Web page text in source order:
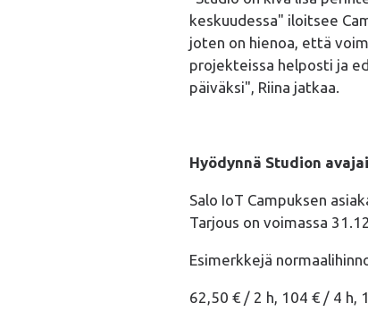
keskuudessa" iloitsee
joten on hienoa, että
projekteissa helposti ja
päiväksi", Riina jatkaa.
Hyödynnä Studion
Salo IoT Campuksen
Tarjous on voimassa
Esimerkkejä
62,50 € / 2 h, 104 € / 4 h,